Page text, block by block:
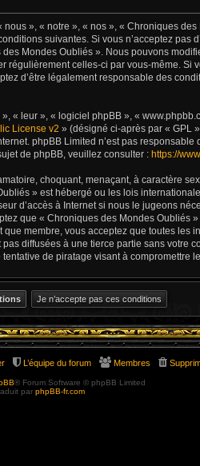
», « notre », « nos », « Chroniques
suivantes. Si vous n’acceptez pas
Mondes Oubliés ». Nous pouvons
régulièrement celles-ci par vous-même. Si
d’être légalement responsable des
« leur », « logiciel phpBB », «
License v2 » (désigné ci-après par « GPL
phpBB Limited n’est pas
de phpBB, veuillez consulter : https://
choquant, menaçant, à caractère
» est hébergé ou les lois
d’accès à Internet si nous le jugeons
que « Chroniques des Mondes Oubliés
membre, vous acceptez que toutes les
diffusées à une tierce partie sans votre
de piratage visant à compromettre
Membres
L’équipe du forum
® Forum Software © phpBB Limited
par phpBB-fr.com